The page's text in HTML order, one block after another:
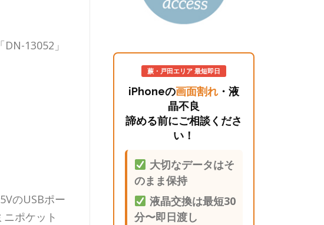
13052」
のUSBポー
ポケット
蕨・戸田エリア 最短即日
iPhoneの画面割れ ・液
晶不良
諦める前にご相談くださ
い！
大切なデータはそ
のまま保持
液晶交換は最短30
分〜即日渡し